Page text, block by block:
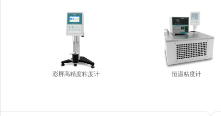
彩屏高精度粘度计 恒温粘度计